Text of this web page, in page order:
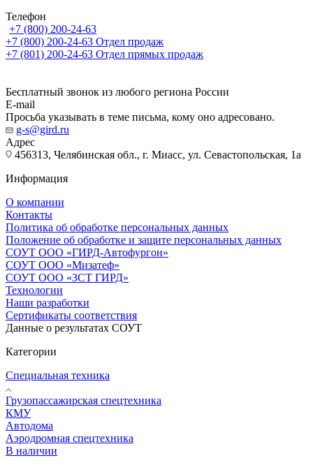
Телефон
+7 (800) 200-24-63
+7 (800) 200-24-63 Отдел продаж
+7 (801) 200-24-63 Отдел прямых продаж
Бесплатный звонок из любого региона России
E-mail
Просьба указывать в теме письма, кому оно адресовано.
g-s@gird.ru
Адрес
456313, Челябинская обл., г. Миасс, ул. Севастопольская, 1а
Информация
О компании
Контакты
Политика об обработке персональных данных
Положение об обработке и защите персональных данных
СОУТ ООО «ГИРД-Автофургон»
СОУТ ООО «Мизатеф»
СОУТ ООО «ЗСТ ГИРД»
Технологии
Наши разработки
Сертификаты соответствия
Данные о результатах СОУТ
Категории
Специальная техника
Грузопассажирская спецтехника
КМУ
Автодома
Аэродромная спецтехника
В наличии